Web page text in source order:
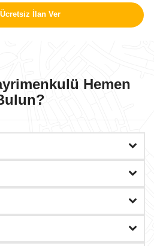
Ücretsiz İlan Ver
Hemen